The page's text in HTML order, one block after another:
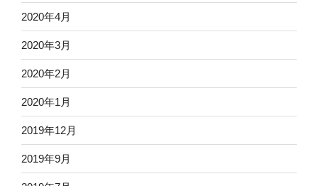
2020年4月
2020年3月
2020年2月
2020年1月
2019年12月
2019年9月